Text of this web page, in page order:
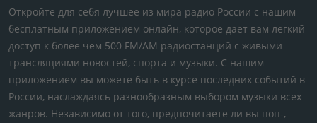
Откройте для себя лучшее из мира радио России с нашим
бесплатным приложением онлайн, которое дает вам легкий
доступ к более чем 500 FM/AM радиостанций с живыми
трансляциями новостей, спорта и музыки. С нашим
приложением вы можете быть в курсе последних событий в
России, наслаждаясь разнообразным выбором музыки всех
жанров. Независимо от того, предпочитаете ли вы поп-,